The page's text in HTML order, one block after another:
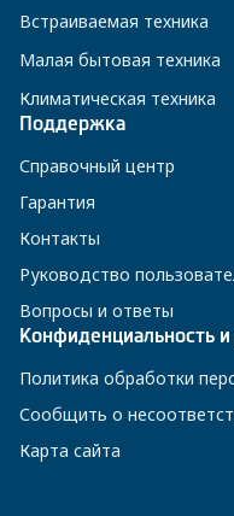
Встраиваемая техника
Малая бытовая техника
Климатическая техника
Поддержка
Справочный центр
Гарантия
Контакты
Руководство
Вопросы и ответы
Конфиденциальность и
Политика обработки
Сообщить о
Карта сайта